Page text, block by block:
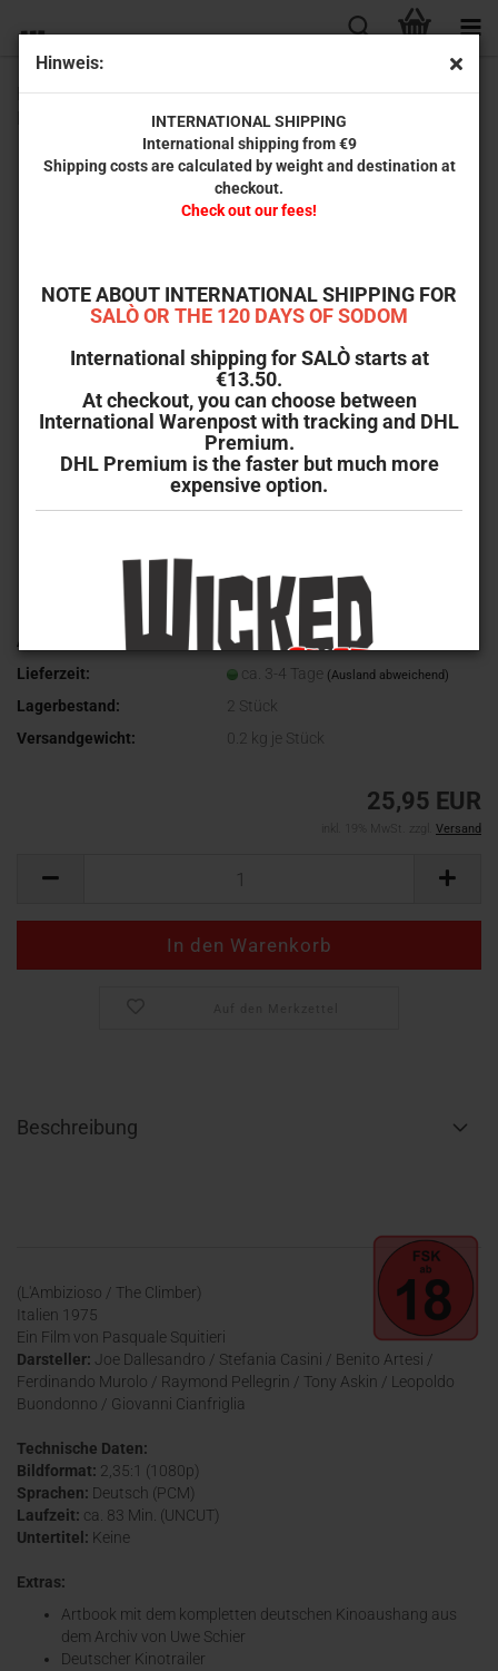
Hinweis:
INTERNATIONAL SHIPPING
International shipping from €9
Shipping costs are calculated by weight and destination at
checkout.
Check out our fees!
NOTE ABOUT INTERNATIONAL SHIPPING FOR
SALÒ OR THE 120 DAYS OF SODOM
International shipping for SALÒ starts at
€13.50.
At checkout, you can choose between
International Warenpost with tracking and DHL
Premium.
DHL Premium is the faster but much more
expensive option.
Harley Riders - Sie kannten kein Erbarmen (Filmart
Polizieschi Edition Nr. 022)
Art.Nr.:
MT-4516
Lieferzeit:
ca. 3-4 Tage (Ausland abweichend)
Lagerbestand: 2 Stück
Versandgewicht:
0.2 kg je Stück
25,95 EUR
inkl. 19% MwSt. zzgl. Versand
Beschreibung
(L'Ambizioso / The Climber)
Italien 1975
Ein Film von Pasquale Squitieri
Darsteller: Joe Dallesandro / Stefania Casini / Benito Artesi /
Ferdinando Murolo / Raymond Pellegrin / Tony Askin / Leopoldo
Buondonno / Giovanni Cianfriglia
Technische Daten:
Bildformat: 2,35:1 (1080p)
Sprachen: Deutsch (PCM)
Laufzeit: ca. 83 Min. (UNCUT)
Untertitel: Keine
Extras:
Artbook mit dem kompletten deutschen Kinoaushang aus
dem Archiv von Uwe Schier
Deutscher Kinotrailer